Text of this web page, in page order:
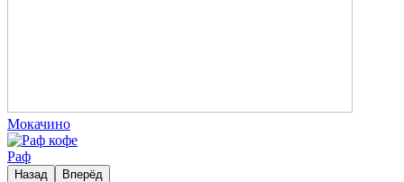
Мокачино
Раф
Назад Вперёд